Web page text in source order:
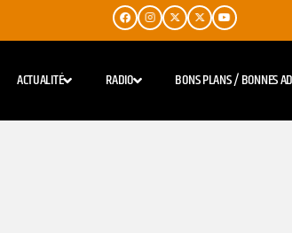
ACTUALITÉ RADIO BONS PLANS / BONNES